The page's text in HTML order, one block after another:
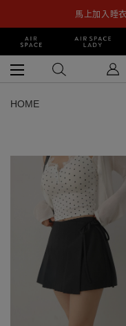
馬上加入睡
HOME